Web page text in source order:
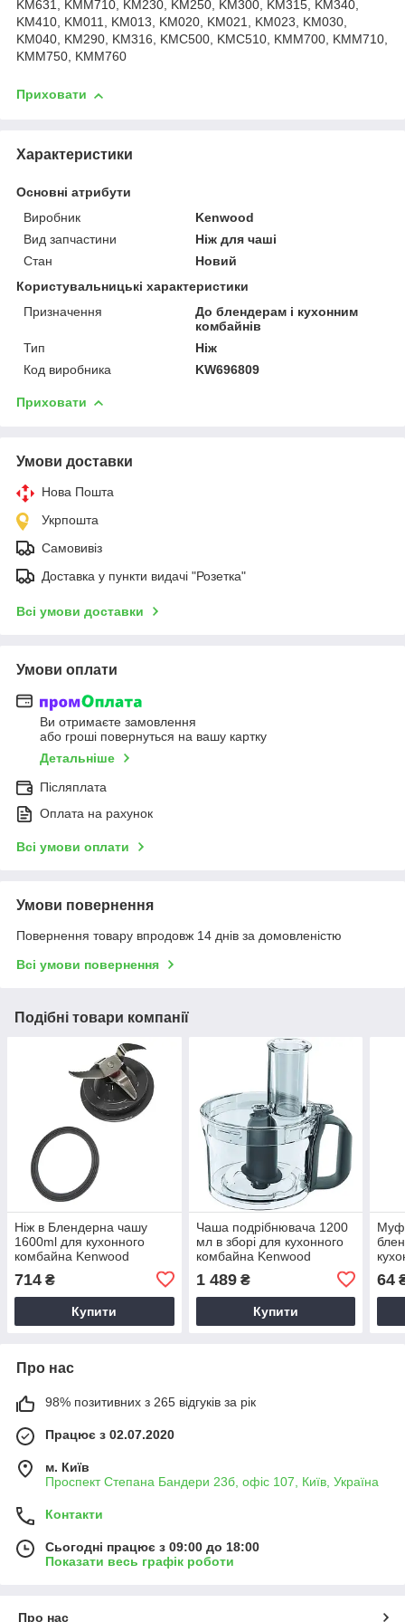
KM631, KMM710, KM230, KM250, KM300, KM315, KM340,
KM410, KM011, KM013, KM020, KM021, KM023, KM030,
KM040, KM290, KM316, KMC500, KMC510, KMM700, KMM710,
KMM750, KMM760
Приховати
Характеристики
Основні атрибути
Виробник
Kenwood
Вид запчастини
Ніж для чаші
Стан
Новий
Користувальницькі характеристики
Призначення
До блендерам і кухонним
комбайнів
Тип
Ніж
Код виробника
KW696809
Приховати
Умови доставки
Нова Пошта
Укрпошта
Самовивіз
Доставка у пункти видачі "Розетка"
Всі умови доставки
Умови оплати
Ви отримаєте замовлення
або гроші повернуться на вашу картку
Детальніше
Післяплата
Оплата на рахунок
Всі умови оплати
Умови повернення
Повернення товару впродовж 14 днів за домовленістю
Всі умови повернення
Подібні товари компанії
Ніж в Блендерна чашу
1600ml для кухонного
комбайна Kenwood
714 ₴
Купити
Чаша подрібнювача 1200
мл в зборі для кухонного
комбайна Kenwood
1 489₴
Купити
64
Про нас
98% позитивних з 265 відгуків за рік
Працює з 02.07.2020
м. Київ
Проспект Степана Бандери 23б, офіс 107, Київ, Україна
Контакти
Сьогодні працює з 09:00 до 18:00
Показати весь графік роботи
Про нас